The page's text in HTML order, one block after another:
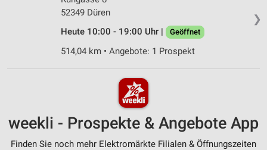
❯
52349 Düren
Heute 10:00 - 19:00 Uhr |
Geöffnet
514,04 km • Angebote: 1 Prospekt
weekli - Prospekte & Angebote App
Finden Sie noch mehr Elektromärkte Filialen & Öffnungszeiten